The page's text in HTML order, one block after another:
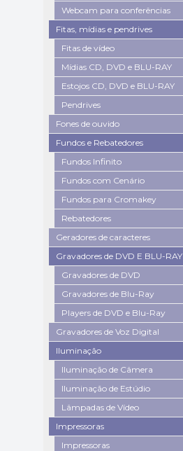
Webcam para conferências
Fitas, mídias e pendrives
Fitas de vídeo
Mídias CD, DVD e BLU-RAY
Estojos CD, DVD e BLU-RAY
Pendrives
Fones de ouvido
Fundos e Rebatedores
Fundos Infinito
Fundos com Cenário
Fundos para Cromakey
Rebatedores
Geradores de caracteres
Gravadores de DVD E BLU-RAY
Gravadores de DVD
Gravadores de Blu-Ray
Players de DVD e Blu-Ray
Gravadores de Voz Digital
Iluminação
Iluminação de Câmera
Iluminação de Estúdio
Lâmpadas de Vídeo
Impressoras
Impressoras